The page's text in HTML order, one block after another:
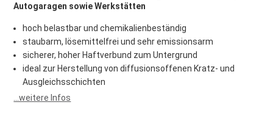
Autogaragen sowie Werkstätten
hoch belastbar und chemikalienbeständig
staubarm, lösemittelfrei und sehr emissionsarm
sicherer, hoher Haftverbund zum Untergrund
ideal zur Herstellung von diffusionsoffenen Kratz- und
Ausgleichsschichten
...weitere Infos